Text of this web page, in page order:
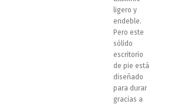
ligero y
endeble.
Pero este
sólido
escritorio
de pie está
diseñado
para durar
gracias a